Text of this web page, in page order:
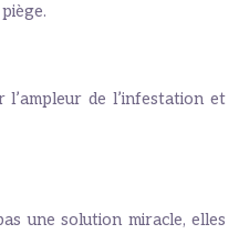
de l’infestation et
une solution miracle, elles